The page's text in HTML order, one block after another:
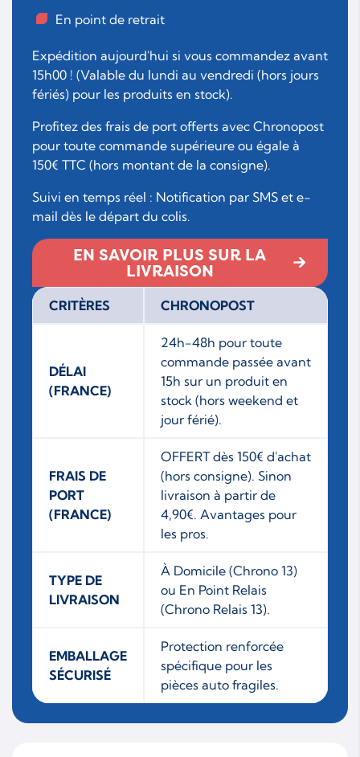
En point de retrait
Expédition aujourd'hui si vous commandez avant
15h00 ! (Valable du lundi au vendredi (hors jours
fériés) pour les produits en stock).
Profitez des frais de port offerts avec Chronopost
pour toute commande supérieure ou égale à
150€ TTC (hors montant de la consigne).
Suivi en temps réel : Notification par SMS et e-
mail dès le départ du colis.
EN SAVOIR PLUS SUR LA
LIVRAISON
CRITÈRES CHRONOPOST
DÉLAI
(FRANCE)
24h-48h pour toute
commande passée avant
15h sur un produit en
stock (hors weekend et
jour férié).
FRAIS DE
PORT
(FRANCE)
OFFERT dès 150€ d'achat
(hors consigne). Sinon
livraison à partir de
4,90€. Avantages pour
les pros.
TYPE DE
LIVRAISON
À Domicile (Chrono 13)
ou En Point Relais
(Chrono Relais 13).
EMBALLAGE
SÉCURISÉ
Protection renforcée
spécifique pour les
pièces auto fragiles.